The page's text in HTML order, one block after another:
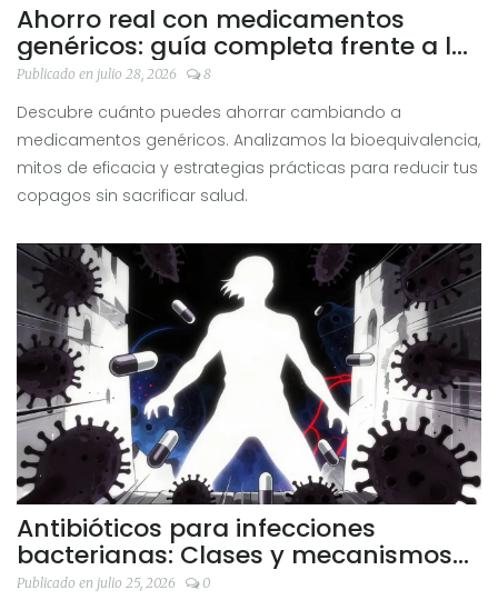
Ahorro real con medicamentos
genéricos: guía completa frente a los
de marca
Publicado en julio 28, 2026 8
Descubre cuánto puedes ahorrar cambiando a
medicamentos genéricos. Analizamos la bioequivalencia,
mitos de eficacia y estrategias prácticas para reducir tus
copagos sin sacrificar salud.
Antibióticos para infecciones
bacterianas: Clases y mecanismos
de acción
Publicado en julio 25, 2026 0